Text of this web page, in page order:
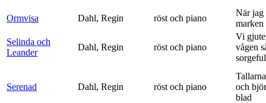
Ormvisa Dahl, Regin röst och piano
När jag
marken
Selinda och
Leander
Dahl, Regin röst och piano
Vi
vågen
Serenad Dahl, Regin röst och piano
och
blad